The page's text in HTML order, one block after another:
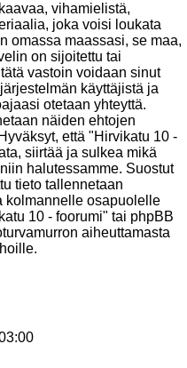
vihamielistä,
joka voisi loukata
omassa maassasi, se maa,
on sijoitettu tai
vastoin voidaan sinut
käyttäjistä ja
otetaan yhteyttä.
näiden ehtojen
että "Hirvikatu 10 -
siirtää ja sulkea mikä
halutessamme. Suostut
tieto tallennetaan
kolmannelle osapuolelle
10 - foorumi" tai phpBB
aiheuttamasta